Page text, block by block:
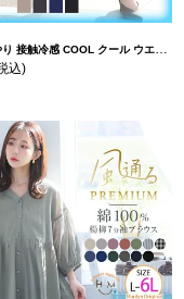
エストゴム 楽ちん ストレッチ 美脚 レギパン 【ストレッチ】 | 大きいサイズの通販ならハッピーマリリン
込)